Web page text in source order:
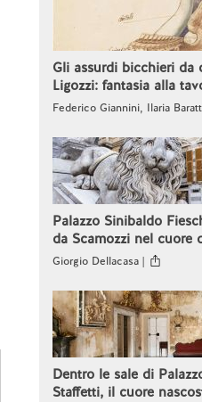
Gli assurdi bicchieri
Ligozzi: fantasia alla
Federico Giannini, Ilaria
Palazzo Sinibaldo
da Scamozzi nel cuore
Giorgio Dellacasa |
Dentro le sale di
Staffetti, il cuore